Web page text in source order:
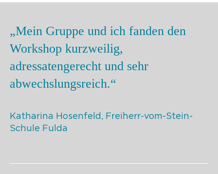
„Mein Gruppe und ich fanden den
Workshop kurzweilig,
adressatengerecht und sehr
abwechslungsreich.“
Katharina Hosenfeld, Freiherr-vom-Stein-
Schule Fulda